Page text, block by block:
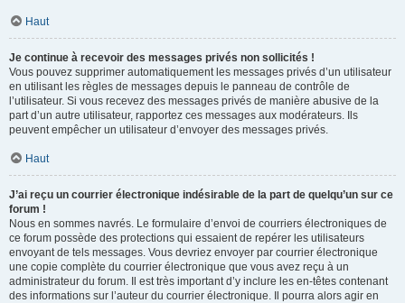
Haut
Je continue à recevoir des messages privés non sollicités !
Vous pouvez supprimer automatiquement les messages privés d’un utilisateur
en utilisant les règles de messages depuis le panneau de contrôle de
l’utilisateur. Si vous recevez des messages privés de manière abusive de la
part d’un autre utilisateur, rapportez ces messages aux modérateurs. Ils
peuvent empêcher un utilisateur d’envoyer des messages privés.
Haut
J’ai reçu un courrier électronique indésirable de la part de quelqu’un sur ce
forum !
Nous en sommes navrés. Le formulaire d’envoi de courriers électroniques de
ce forum possède des protections qui essaient de repérer les utilisateurs
envoyant de tels messages. Vous devriez envoyer par courrier électronique
une copie complète du courrier électronique que vous avez reçu à un
administrateur du forum. Il est très important d’y inclure les en-têtes contenant
des informations sur l’auteur du courrier électronique. Il pourra alors agir en